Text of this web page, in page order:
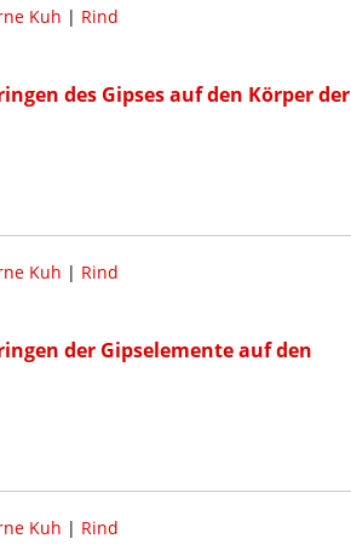
Kuh | Rind
des Gipses auf den Körper der
Kuh | Rind
der Gipselemente auf den
Kuh | Rind